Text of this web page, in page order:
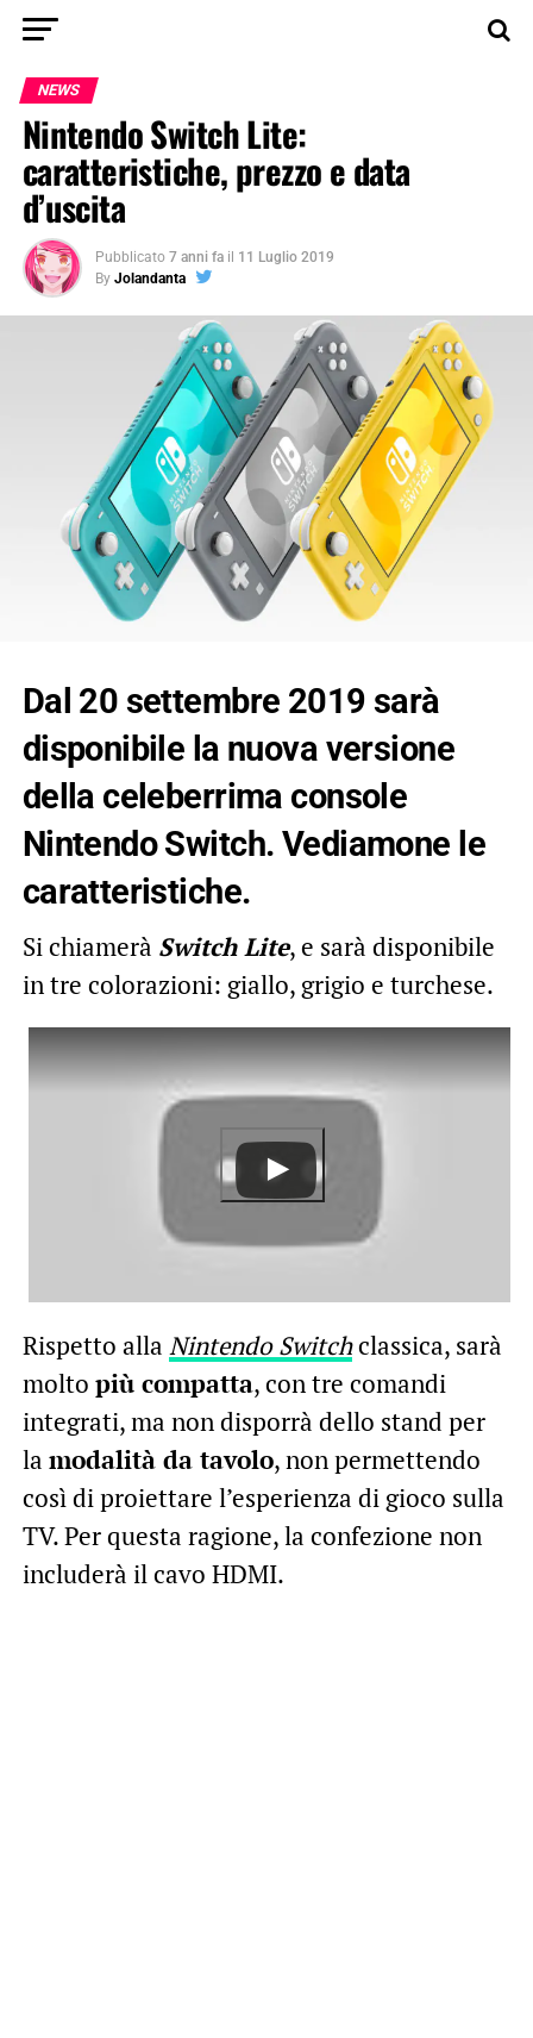
NEWS
Nintendo Switch Lite:
caratteristiche, prezzo e data
d’uscita
Pubblicato 7 anni fa il 11 Luglio 2019
By Jolandanta
Dal 20 settembre 2019 sarà
disponibile la nuova versione
della celeberrima console
Nintendo Switch. Vediamone le
caratteristiche.
Si chiamerà Switch Lite, e sarà disponibile
in tre colorazioni: giallo, grigio e turchese.
Rispetto alla Nintendo Switchclassica, sarà
molto più compatta, con tre comandi
integrati, ma non disporrà dello stand per
la modalità da tavolo, non permettendo
così di proiettare l’esperienza di gioco sulla
TV. Per questa ragione, la confezione non
includerà il cavo HDMI.